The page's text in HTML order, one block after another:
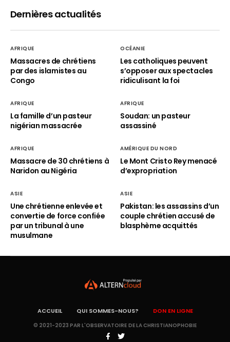
Dernières actualités
AFRIQUE
Massacres de chrétiens
par des islamistes au
Congo
OCÉANIE
Les catholiques peuvent
s’opposer aux spectacles
ridiculisant la foi
AFRIQUE
La famille d’un pasteur
nigérian massacrée
AFRIQUE
Soudan: un pasteur
assassiné
AFRIQUE
Massacre de 30 chrétiens à
Naridon au Nigéria
AMÉRIQUE DU NORD
Le Mont Cristo Rey menacé
d’expropriation
ASIE
Une chrétienne enlevée et
convertie de force confiée
par un tribunal à une
musulmane
ASIE
Pakistan: les assassins d’un
couple chrétien accusé de
blasphème acquittés
ACCUEIL QUI SOMMES-NOUS? DON EN LIGNE
© 2021-2023 PAR L'OBSERVATOIRE DE LA CHRISTIANOPHOBIE